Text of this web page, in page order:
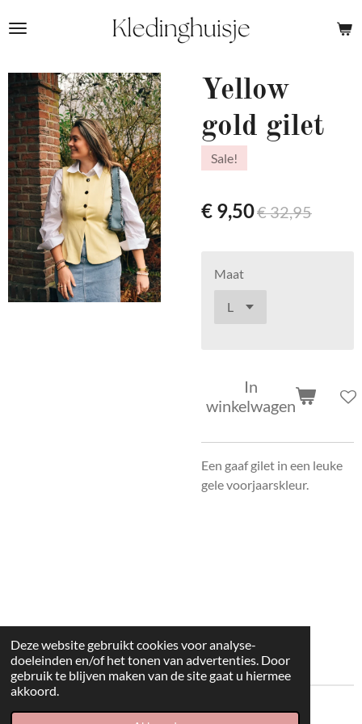
Deze website gebruikt cookies voor analyse-
doeleinden en/of het tonen van advertenties. Door
gebruik te blijven maken van de site gaat u hiermee
akkoord.
direct
de
hoofdinhoud
Yellow
gold gilet
Sale!
€ 9,50€ 32,95
Maat
In
winkelwagen
Een gaaf gilet in een leuke
gele voorjaarskleur.
© 2022 kleding huisje